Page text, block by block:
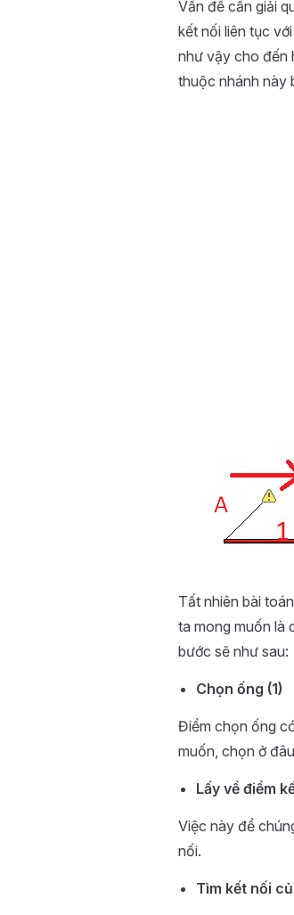
Vấn đề cần giải
kết nối liên tục
như vậy cho đến
thuộc nhánh này
Tất nhiên bài
ta mong muốn là
bước sẽ như sau:
Chọn ống (1)
Điểm chọn ống
muốn, chọn ở
Lấy về điểm
Việc này để
nối.
Tìm kết nối